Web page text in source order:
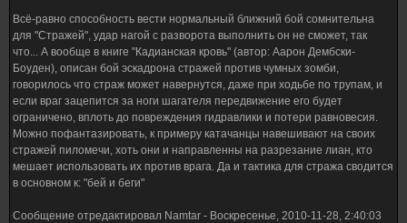
Всё-равно способность вести нормальный ближний бой сомнительна
для "Стражей", удар нагой с разворота выполнить он не сможет, так
что... А вообще в книге "Кадианская кровь" (автор: Аарон Дембски-
Боуден), описан бой эскадрона стражей против чумных зомби,
говорилось что страж может навернутся, даже при ходьбе по трупам, и
если враг зацепится за ноги шагателя передвижение его будет
ограничено, вплоть до повреждения гидравлики и потери равновесия.
Можно пофантазировать, к примеру катачанцы навешивают на своих
стражей пиломечи, хоть они и направленны на разрезание лиан, кто
мешает использовать их против врага. Да и тактика для стража сводится
в основном к: "бей и беги"
Сообщение отредактировал Namtar - Воскресенье, 2010-11-28, 2:40:03